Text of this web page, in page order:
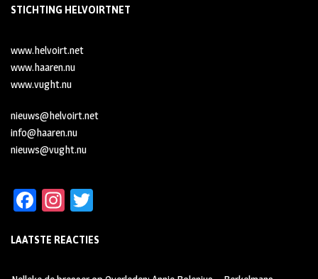
STICHTING HELVOIRTNET
www.helvoirt.net
www.haaren.nu
www.vught.nu
nieuws@helvoirt.net
info@haaren.nu
nieuws@vught.nu
Fa
b
oo
In
ag tt
LAATSTE REACTIES